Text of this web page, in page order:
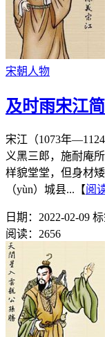
宋朝人物
及时雨宋江
宋江（1073年
义黑三郎，施耐庵
样貌堂堂，但身材
（yùn）城县...【阅
日期：2022-02-09 标
阅读：2656